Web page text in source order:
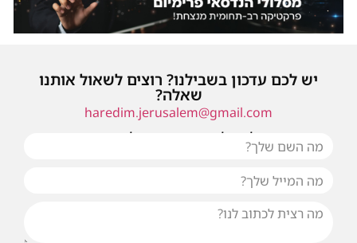
יש לכם עדכון בשבילנו? רוצים לשאול אותנו
שאלה?
haredim.jerusalem@gmail.com
או שילחו אלינו פנייה ונחזור אליכם בהקדם